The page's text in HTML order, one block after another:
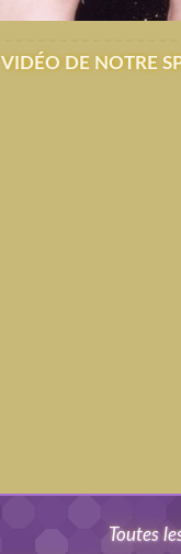
VIDÉO DE NOTRE
Toutes